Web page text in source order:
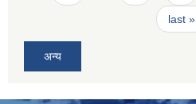
last »
अन्य